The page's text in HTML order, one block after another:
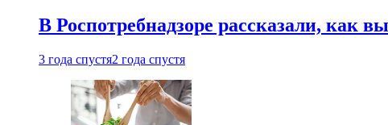
В Роспотребнадзоре рассказали, как
3 года спустя2 года спустя